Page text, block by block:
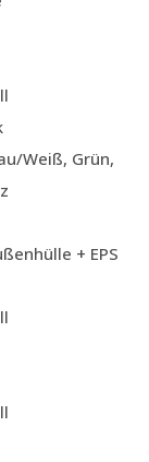
Weiß, Grün,
+ EPS